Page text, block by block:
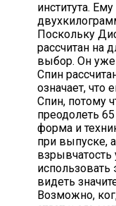
института.
Поскольку
рассчитан на
выбор. Он
Спин
означает, что
Спин, потому
преодолеть
форма и
при выпуске,
использовать
видеть
Возможно,